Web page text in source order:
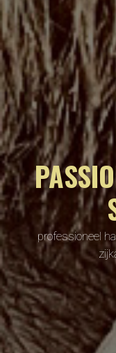
professioneel